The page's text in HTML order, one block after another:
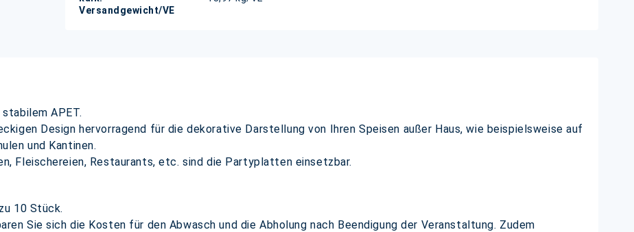
Versandgewicht/VE
APET.
Design hervorragend für die dekorative Darstellung von Ihren Speisen außer Haus, wie beispielsweise auf
und Kantinen.
Fleischereien, Restaurants, etc. sind die Partyplatten einsetzbar.
10 Stück.
Sie sich die Kosten für den Abwasch und die Abholung nach Beendigung der Veranstaltung. Zudem